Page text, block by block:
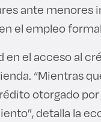
ante menores
el empleo
en el acceso al
“Mientras
otorgado
detalla la